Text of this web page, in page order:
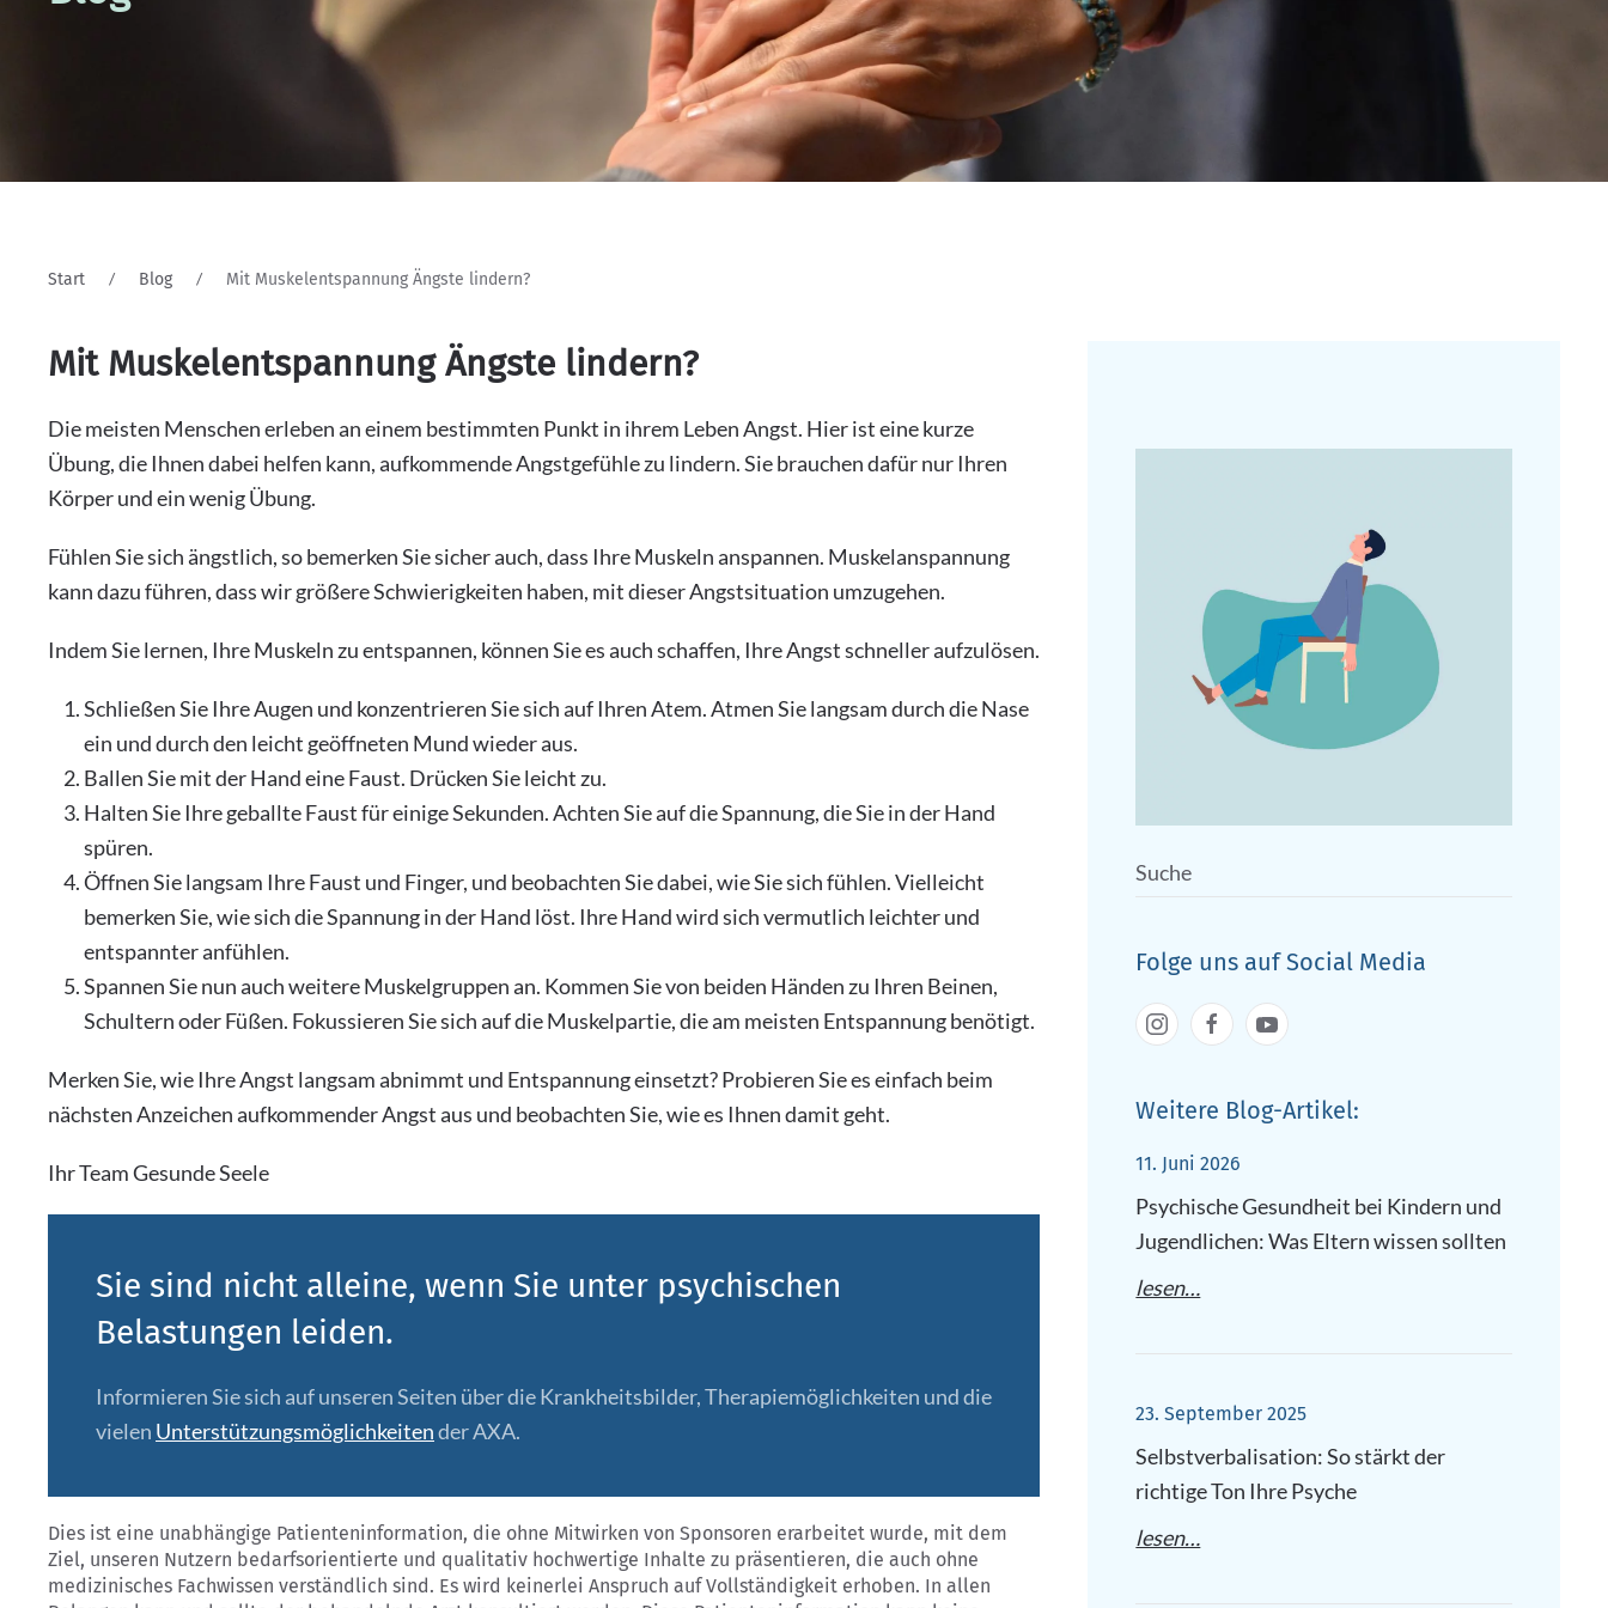
Start Blog Mit Muskelentspannung Ängste lindern?
Mit Muskelentspannung Ängste lindern?
Die meisten Menschen erleben an einem bestimmten Punkt in ihrem Leben Angst. Hier ist eine kurze
Übung, die Ihnen dabei helfen kann, aufkommende Angstgefühle zu lindern. Sie brauchen dafür nur Ihren
Körper und ein wenig Übung.
Fühlen Sie sich ängstlich, so bemerken Sie sicher auch, dass Ihre Muskeln anspannen. Muskelanspannung
kann dazu führen, dass wir größere Schwierigkeiten haben, mit dieser Angstsituation umzugehen.
Indem Sie lernen, Ihre Muskeln zu entspannen, können Sie es auch schaffen, Ihre Angst schneller aufzulösen.
Schließen Sie Ihre Augen und konzentrieren Sie sich auf Ihren Atem. Atmen Sie langsam durch die Nase
ein und durch den leicht geöffneten Mund wieder aus.
Ballen Sie mit der Hand eine Faust. Drücken Sie leicht zu.
Halten Sie Ihre geballte Faust für einige Sekunden. Achten Sie auf die Spannung, die Sie in der Hand
spüren.
Öffnen Sie langsam Ihre Faust und Finger, und beobachten Sie dabei, wie Sie sich fühlen. Vielleicht
bemerken Sie, wie sich die Spannung in der Hand löst. Ihre Hand wird sich vermutlich leichter und
entspannter anfühlen.
Spannen Sie nun auch weitere Muskelgruppen an. Kommen Sie von beiden Händen zu Ihren Beinen,
Schultern oder Füßen. Fokussieren Sie sich auf die Muskelpartie, die am meisten Entspannung benötigt.
Merken Sie, wie Ihre Angst langsam abnimmt und Entspannung einsetzt? Probieren Sie es einfach beim
nächsten Anzeichen aufkommender Angst aus und beobachten Sie, wie es Ihnen damit geht.
Ihr Team Gesunde Seele
Sie sind nicht alleine, wenn Sie unter psychischen
Belastungen leiden.
Informieren Sie sich auf unseren Seiten über die Krankheitsbilder, Therapiemöglichkeiten und die
vielen Unterstützungsmöglichkeitender AXA.
Dies ist eine unabhängige Patienteninformation, die ohne Mitwirken von Sponsoren erarbeitet wurde, mit dem
Ziel, unseren Nutzern bedarfsorientierte und qualitativ hochwertige Inhalte zu präsentieren, die auch ohne
medizinisches Fachwissen verständlich sind. Es wird keinerlei Anspruch auf Vollständigkeit erhoben. In allen
Folge uns auf Social Media
Weitere Blog-Artikel:
11. Juni 2026
Psychische Gesundheit bei Kindern und
Jugendlichen: Was Eltern wissen sollten
lesen…
23. September 2025
Selbstverbalisation: So stärkt der
richtige Ton Ihre Psyche
lesen…